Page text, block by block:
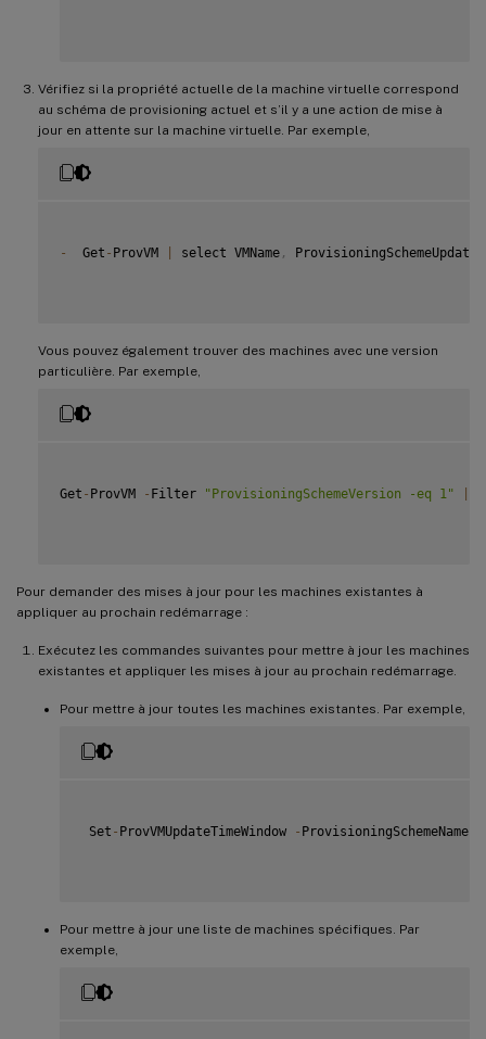
Vérifiez si la propriété actuelle de la machine virtuelle correspond
au schéma de provisioning actuel et s’il y a une action de mise à
jour en attente sur la machine virtuelle. Par exemple,
-
  Get
- ProvVM select VMName ,
Vous pouvez également trouver des machines avec une version
particulière. Par exemple,
Get - ProvVM - Filter "ProvisioningSchemeVersion -eq 1"
Pour demander des mises à jour pour les machines existantes à
appliquer au prochain redémarrage :
Exécutez les commandes suivantes pour mettre à jour les machines
existantes et appliquer les mises à jour au prochain redémarrage.
Pour mettre à jour toutes les machines existantes. Par exemple,
Set - ProvVMUpdateTimeWindow - ProvisioningSchemeName
Pour mettre à jour une liste de machines spécifiques. Par
exemple,